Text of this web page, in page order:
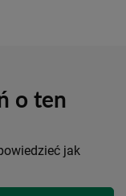
o ten
jak